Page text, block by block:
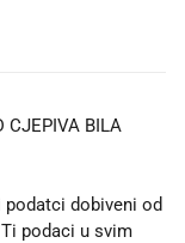
CJEPIVA BILA
dobiveni od
podaci u svim